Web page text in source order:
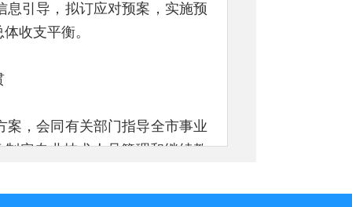
引导，拟订应对预案，实施预
收支平衡。
，会同有关部门指导全市事业
定专业技术人员管理和继续教
能人才队伍管理与协调工作和